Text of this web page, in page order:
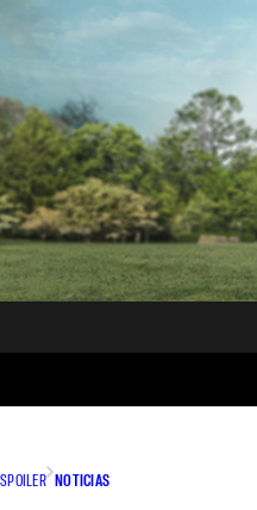
SPOILER NOTICIAS